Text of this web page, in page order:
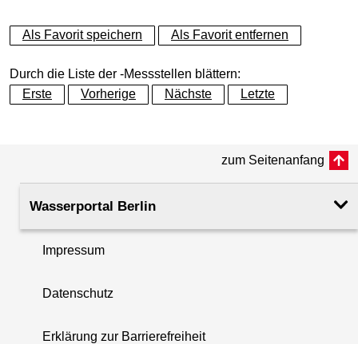
+
−
Als Favorit speichern Als Favorit entfernen
Durch die Liste der -Messstellen blättern:
Erste
Vorherige Nächste Letzte
zum Seitenanfang
Wasserportal Berlin
Impressum
Datenschutz
Erklärung zur Barrierefreiheit